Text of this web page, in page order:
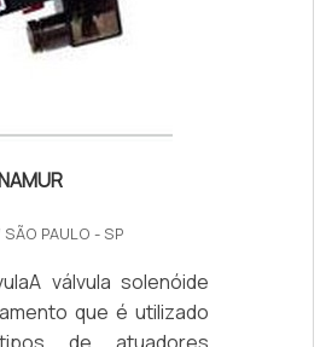
SÃO PAULO - SP
válvula solenóide
que é utilizado
de atuadores